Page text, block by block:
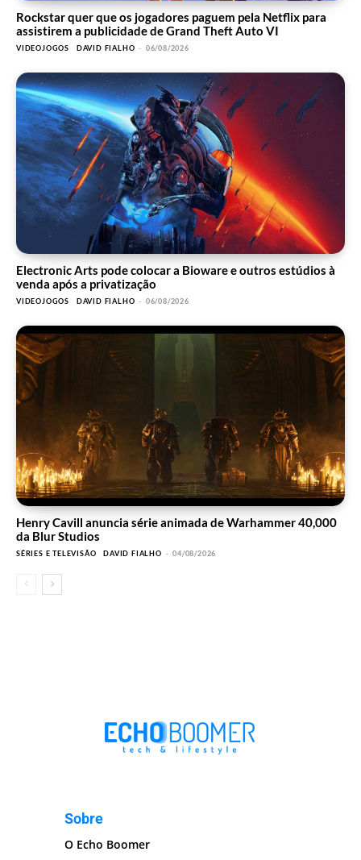
Rockstar quer que os jogadores paguem pela Netflix para
assistirem a publicidade de Grand Theft Auto VI
VIDEOJOGOS DAVID FIALHO - 06/08/2026
Electronic Arts pode colocar a Bioware e outros estúdios à
venda após a privatização
VIDEOJOGOS DAVID FIALHO - 06/08/2026
Henry Cavill anuncia série animada de Warhammer 40,000
da Blur Studios
SÉRIES E TELEVISÃO DAVID FIALHO - 04/08/2026
Sobre
O Echo Boomer